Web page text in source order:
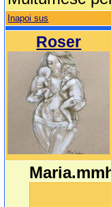
Inapoi sus
Roser